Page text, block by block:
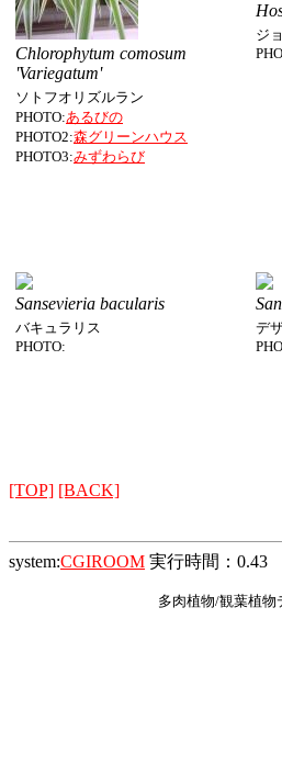
Chlorophytum comosum
'Variegatum'
ソトフオリズルラン
PHOTO:あるびの
PHOTO2:森グリーンハウス
PHOTO3:みずわらび
ジ
Sansevieria bacularis
バキュラリス
PHOTO:
デ
[TOP] [BACK]
system:CGIROOM 実行時間：0.43
多肉植物/観葉植